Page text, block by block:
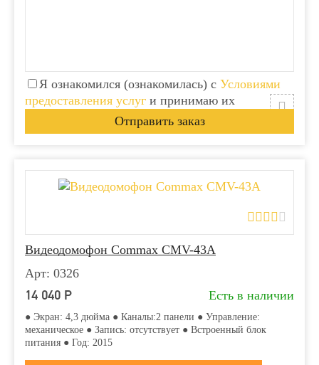
Я ознакомился (ознакомилась) с Условиями
предоставления услуг и принимаю их
Видеодомофон Commax CMV-43A
Арт: 0326
14 040 Р Есть в наличии
● Экран: 4,3 дюйма ● Каналы:2 панели ● Управление:
механическое ● Запись: отсутствует ● Встроенный блок
питания ● Год: 2015